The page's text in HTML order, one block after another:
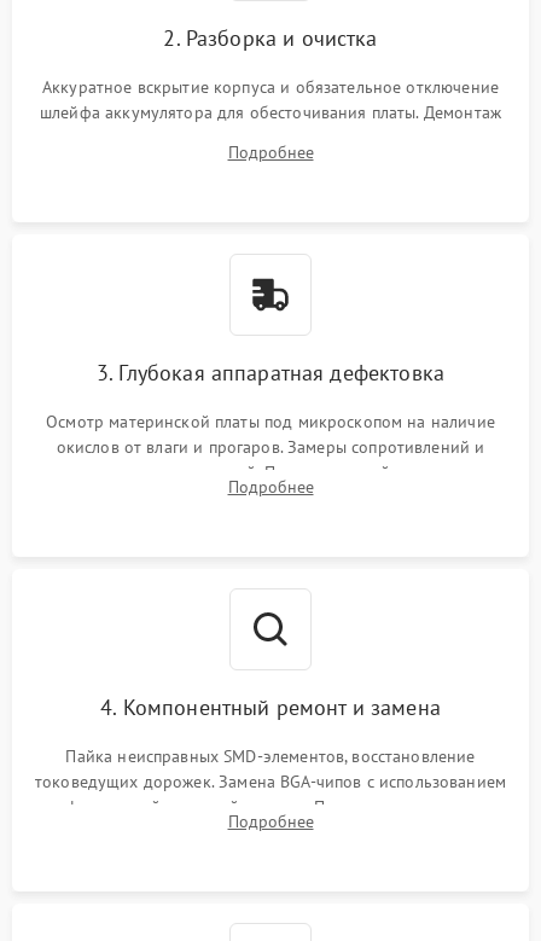
Проблемы Wi‑Fi или
2500 ₽
2. Разборка и очистка
Аккуратное вскрытие корпуса и обязательное отключение
шлейфа аккумулятора для обесточивания платы. Демонтаж
высохшей термопасты с кристаллов чипов.
Подробнее
3. Глубокая аппаратная дефектовка
Осмотр материнской платы под микроскопом на наличие
окислов от влаги и прогаров. Замеры сопротивлений и
дежурных напряжений. Проверка цепей питания,
мультиконтроллера, процессора и видеочипа.
Подробнее
4. Компонентный ремонт и замена
Пайка неисправных SMD-элементов, восстановление
токоведущих дорожек. Замена BGA-чипов с использованием
инфракрасной паяльной станции. Прошивка микросхемы
BIOS или замена поврежденных портов USB
Подробнее